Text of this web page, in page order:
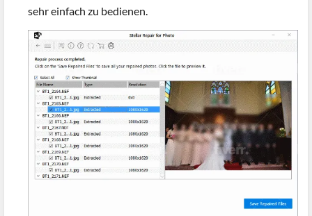
sehr einfach zu bedienen.